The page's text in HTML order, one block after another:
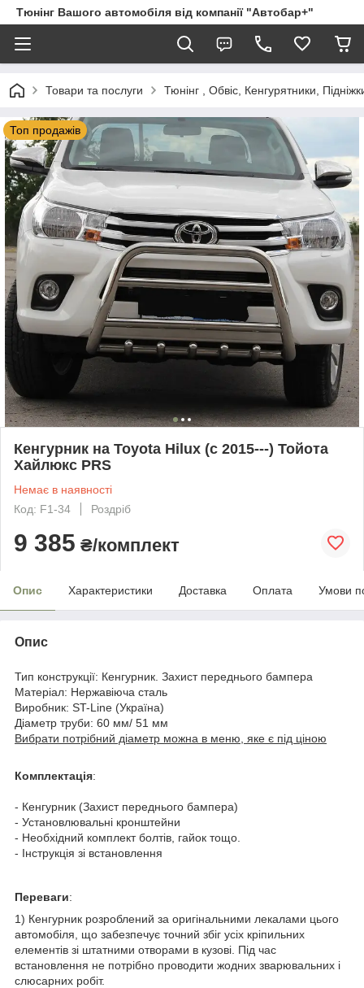
Тюнінг Вашого автомобіля від компанії "Автобар+"
Товари та послуги Тюнінг , Обвіс, Кенгурятники,
Топ продажів
Кенгурник на Toyota Hilux (c 2015---) Тойота
Хайлюкс PRS
Немає в наявності
Код: F1-34
Роздріб
9 385 ₴/комплект
Опис Характеристики Доставка Оплата Умови
Опис
Тип конструкції: Кенгурник. Захист переднього бампера
Матеріал: Нержавіюча сталь
Виробник: ST-Line (Україна)
Діаметр труби: 60 мм/ 51 мм
Вибрати потрібний діаметр можна в меню, яке є під ціною
Комплектація:
- Кенгурник (Захист переднього бампера)
- Установлювальні кронштейни
- Необхідний комплект болтів, гайок тощо.
- Інструкція зі встановлення
Переваги:
1) Кенгурник розроблений за оригінальними лекалами цього
автомобіля, що забезпечує точний збіг усіх кріпильних
елементів зі штатними отворами в кузові. Під час
встановлення не потрібно проводити жодних зварювальних і
слюсарних робіт.